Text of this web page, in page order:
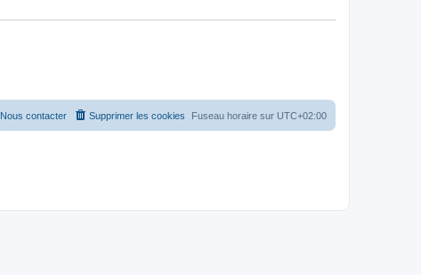
Fuseau horaire sur UTC+02:00
Supprimer les cookies
Nous contacter